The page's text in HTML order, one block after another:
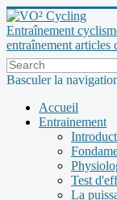
Entraînement
entraînement articles
Basculer la
Accueil
Entrainement
Test
La